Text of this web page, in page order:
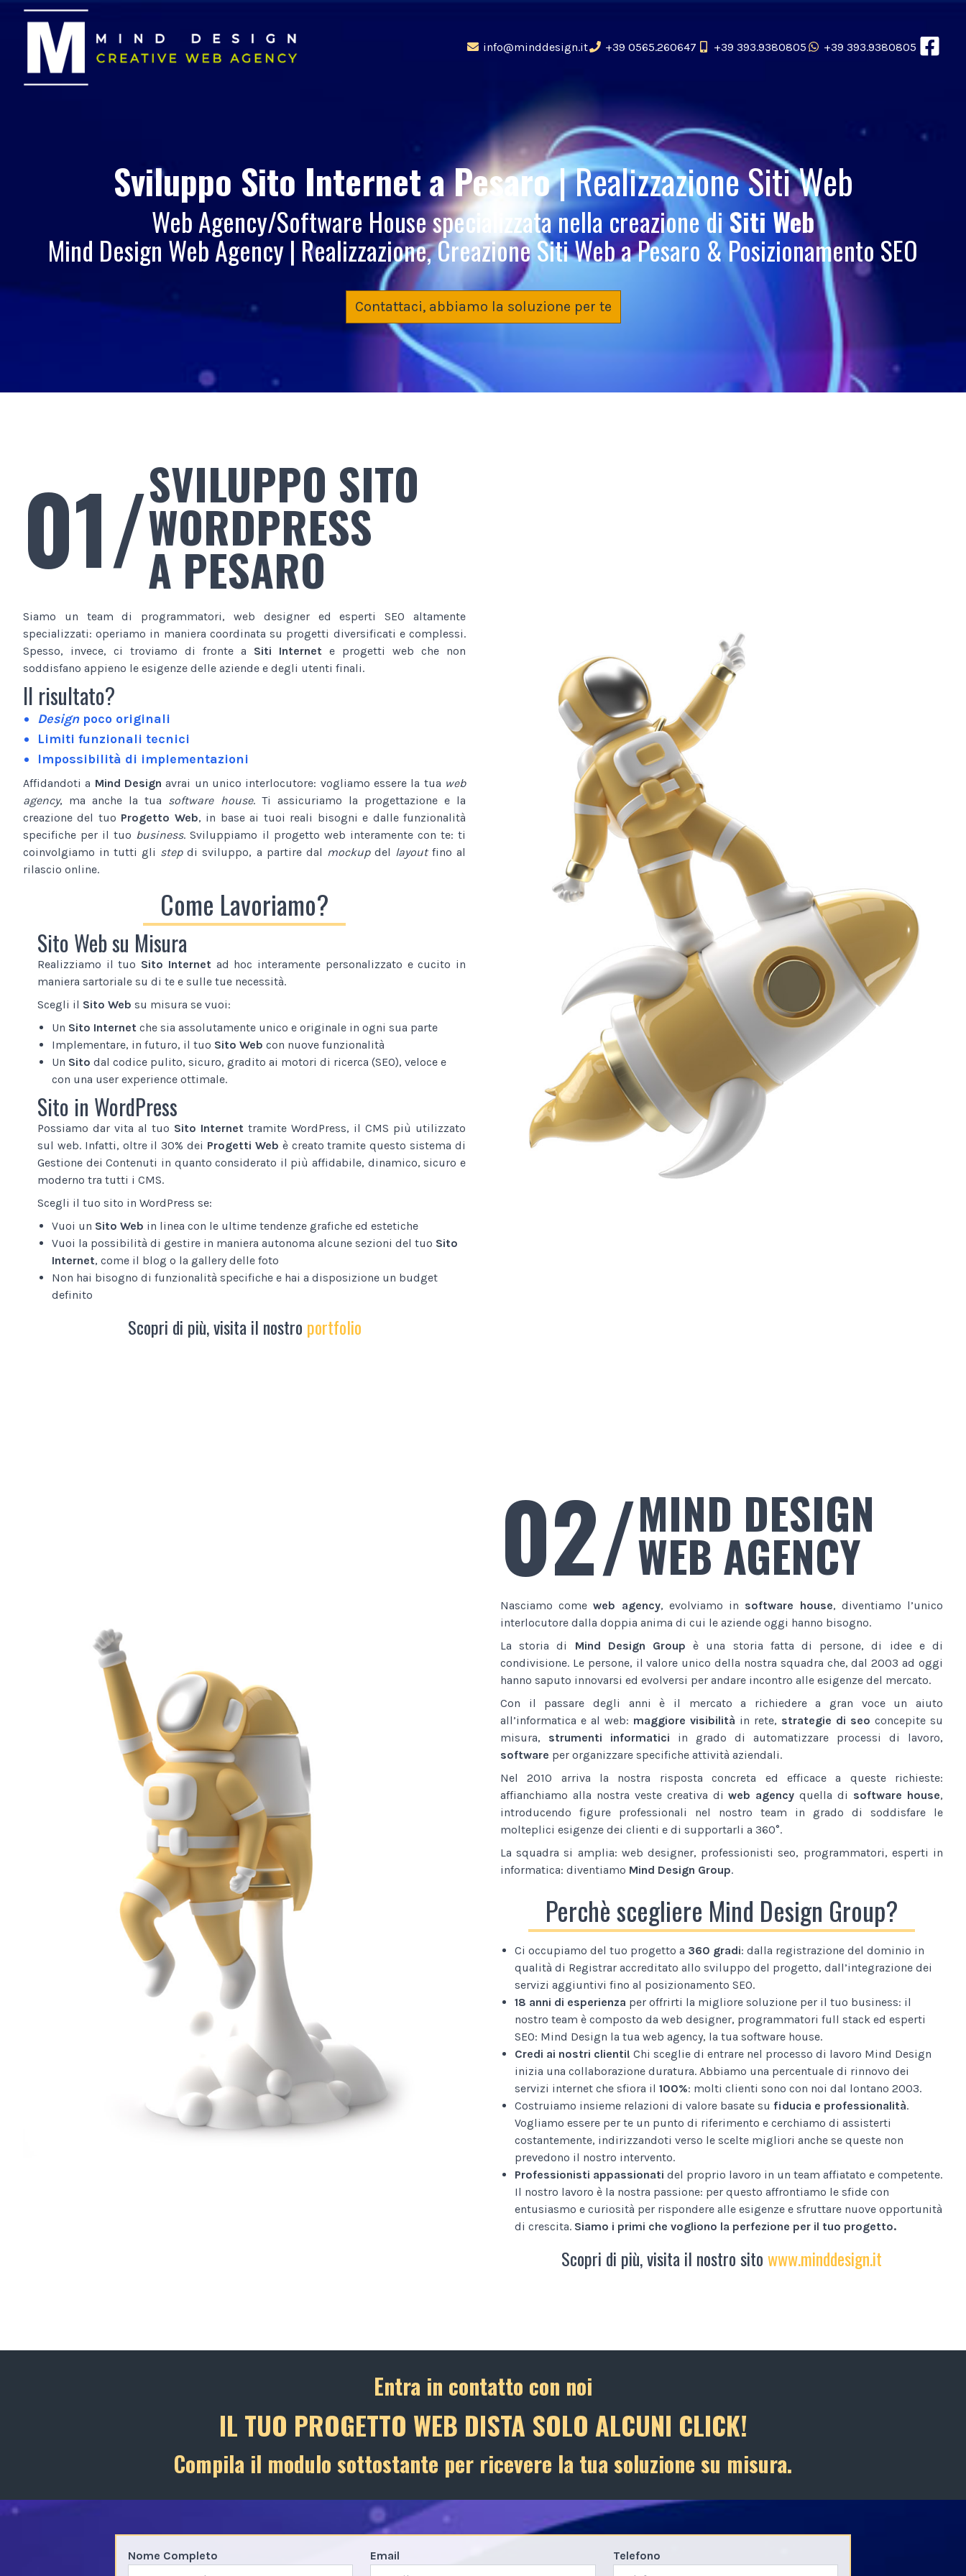
info@minddesign.it +39 0565.260647 +39 393.9380805 +39 393.9380805
Sviluppo Sito Interneta Pesaro| Realizzazione Siti Web
Web Agency/Software House specializzata nella creazione di Siti Web
Mind Design Web Agency | Realizzazione, Creazione Siti Web a Pesaro & Posizionamento SEO
Contattaci, abbiamo la soluzione per te
01/SVILUPPO SITO
WORDPRESS
A PESARO
Siamo un team di programmatori, web designer ed esperti SEO altamente
specializzati: operiamo in maniera coordinata su progetti diversificati e complessi.
Spesso, invece, ci troviamo di fronte a Siti Internet e progetti web che non
soddisfano appieno le esigenze delle aziende e degli utenti finali.
Il risultato?
Designpoco originali
Limiti funzionali tecnici
Impossibilità di implementazioni
Affidandoti a Mind Design avrai un unico interlocutore: vogliamo essere la tua web
agency, ma anche la tua software house. Ti assicuriamo la progettazione e la
creazione del tuo Progetto Web, in base ai tuoi reali bisogni e dalle funzionalità
specifiche per il tuo business. Sviluppiamo il progetto web interamente con te: ti
coinvolgiamo in tutti gli stepdi sviluppo, a partire dal mockupdel layoutfino al
rilascio online.
Come Lavoriamo?
Sito Web su Misura
Realizziamo il tuo Sito Internet ad hoc interamente personalizzato e cucito in
maniera sartoriale su di te e sulle tue necessità.
Scegli il Sito Web su misura se vuoi:
Un Sito Internet che sia assolutamente unico e originale in ogni sua parte
Implementare, in futuro, il tuo Sito Web con nuove funzionalità
Un Sito dal codice pulito, sicuro, gradito ai motori di ricerca (SEO), veloce e
con una user experience ottimale.
Sito in WordPress
Possiamo dar vita al tuo Sito Internet tramite WordPress, il CMS più utilizzato
sul web. Infatti, oltre il 30% dei Progetti Web è creato tramite questo sistema di
Gestione dei Contenuti in quanto considerato il più affidabile, dinamico, sicuro e
moderno tra tutti i CMS.
Scegli il tuo sito in WordPress se:
Vuoi un Sito Web in linea con le ultime tendenze grafiche ed estetiche
Vuoi la possibilità di gestire in maniera autonoma alcune sezioni del tuo Sito
Internet, come il blog o la gallery delle foto
Non hai bisogno di funzionalità specifiche e hai a disposizione un budget
definito
Scopri di più, visita il nostro portfolio
02/MIND DESIGN
WEB AGENCY
Nasciamo comeweb agency, evolviamo in software house, diventiamo l’unico
interlocutore dalla doppia anima di cui le aziende oggi hanno bisogno.
La storia di Mind Design Group è una storia fatta di persone, di idee e di
condivisione. Le persone, il valore unico della nostra squadra che, dal 2003 ad oggi
hanno saputo innovarsi ed evolversi per andare incontro alle esigenze del mercato.
Con il passare degli anni è il mercato a richiedere a gran voce un aiuto
all’informatica e al web: maggiore visibilità in rete, strategie di seo concepite su
misura, strumenti informatici in grado di automatizzare processi di lavoro,
software per organizzare specifiche attività aziendali.
Nel 2010 arriva la nostra risposta concreta ed efficace a queste richieste:
affianchiamo alla nostra veste creativa diweb agency quella di software house,
introducendo figure professionali nel nostro team in grado di soddisfare le
molteplici esigenze dei clienti e di supportarli a 360°.
La squadra si amplia: web designer, professionisti seo, programmatori, esperti in
informatica: diventiamo Mind Design Group.
Perchè scegliere Mind Design Group?
Ci occupiamo del tuo progetto a 360 gradi: dalla registrazione del dominio in
qualità di Registrar accreditato allo sviluppo del progetto, dall’integrazione dei
servizi aggiuntivi fino al posizionamento SEO.
18 anni di esperienza per offrirti la migliore soluzione per il tuo business: il
nostro team è composto da web designer, programmatori full stack ed esperti
SEO: Mind Design la tua web agency, la tua software house.
Credi ai nostri clienti! Chi sceglie di entrare nel processo di lavoro Mind Design
inizia una collaborazione duratura. Abbiamo una percentuale di rinnovo dei
servizi internet che sfiora il 100%: molti clienti sono con noi dal lontano 2003.
Costruiamo insieme relazioni di valore basate su fiducia e professionalità.
Vogliamo essere per te un punto di riferimento e cerchiamo di assisterti
costantemente, indirizzandoti verso le scelte migliori anche se queste non
prevedono il nostro intervento.
Professionisti appassionati del proprio lavoro in un team affiatato e competente.
Il nostro lavoro è la nostra passione: per questo affrontiamo le sfide con
entusiasmo e curiosità per rispondere alle esigenze e sfruttare nuove opportunità
di crescita. Siamo i primi che vogliono la perfezione per il tuo progetto.
Scopri di più, visita il nostro sitowww.minddesign.it
Entra in contatto con noi
IL TUO PROGETTO WEB DISTA SOLO ALCUNI CLICK!
Compila il modulo sottostante per ricevere la tua soluzione su misura.
Nome Completo Email Telefono